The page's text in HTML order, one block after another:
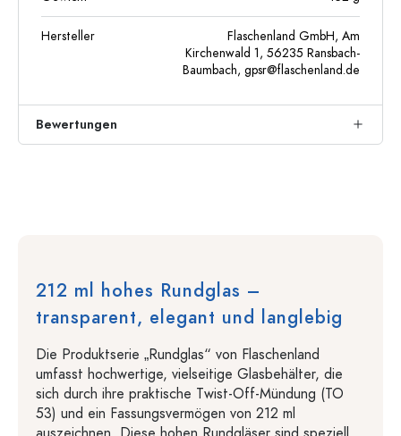
Hersteller
Flaschenland GmbH, Am
Kirchenwald 1, 56235 Ransbach-
Baumbach, gpsr@flaschenland.de
Bewertungen
212 ml hohes Rundglas –
transparent, elegant und langlebig
Die Produktserie „Rundglas“ von Flaschenland
umfasst hochwertige, vielseitige Glasbehälter, die
sich durch ihre praktische Twist-Off-Mündung (TO
53) und ein Fassungsvermögen von 212 ml